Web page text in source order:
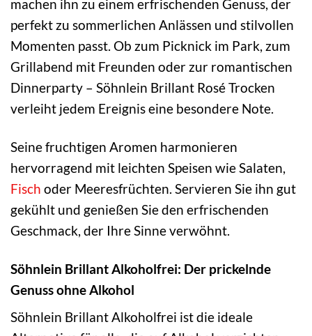
machen ihn zu einem erfrischenden Genuss, der
perfekt zu sommerlichen Anlässen und stilvollen
Momenten passt. Ob zum Picknick im Park, zum
Grillabend mit Freunden oder zur romantischen
Dinnerparty – Söhnlein Brillant Rosé Trocken
verleiht jedem Ereignis eine besondere Note.
Seine fruchtigen Aromen harmonieren
hervorragend mit leichten Speisen wie Salaten,
Fisch oder Meeresfrüchten. Servieren Sie ihn gut
gekühlt und genießen Sie den erfrischenden
Geschmack, der Ihre Sinne verwöhnt.
Söhnlein Brillant Alkoholfrei: Der prickelnde
Genuss ohne Alkohol
Söhnlein Brillant Alkoholfrei ist die ideale